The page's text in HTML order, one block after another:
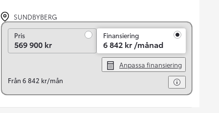
SUNDBYBERG
PrisPris
569 900 kr
Finansiering
6 842 kr /månad
Anpassa finansiering
Från 6 842 kr/mån